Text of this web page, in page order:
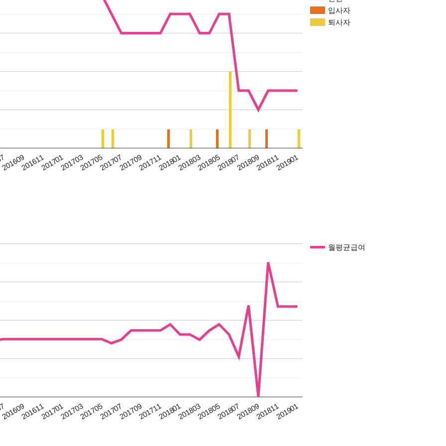
입사자
퇴사자
201609201611201701201703201705201707201709201711201801201803201805201807201809201811201901
월평균급여
201609201611201701201703201705201707201709201711201801201803201805201807201809201811201901